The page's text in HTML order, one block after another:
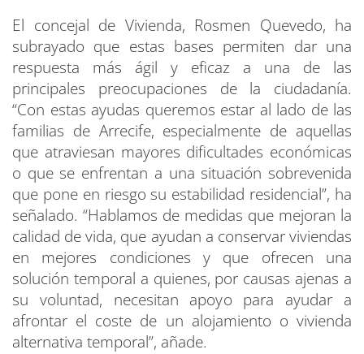
El concejal de Vivienda, Rosmen Quevedo, ha
subrayado que estas bases permiten dar una
respuesta más ágil y eficaz a una de las
principales preocupaciones de la ciudadanía.
“Con estas ayudas queremos estar al lado de las
familias de Arrecife, especialmente de aquellas
que atraviesan mayores dificultades económicas
o que se enfrentan a una situación sobrevenida
que pone en riesgo su estabilidad residencial”, ha
señalado. “Hablamos de medidas que mejoran la
calidad de vida, que ayudan a conservar viviendas
en mejores condiciones y que ofrecen una
solución temporal a quienes, por causas ajenas a
su voluntad, necesitan apoyo para ayudar a
afrontar el coste de un alojamiento o vivienda
alternativa temporal”, añade.